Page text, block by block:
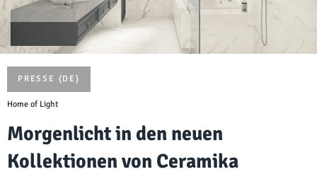
PRESSE (DE)
Home of Light
Morgenlicht in den neuen
Kollektionen von Ceramika